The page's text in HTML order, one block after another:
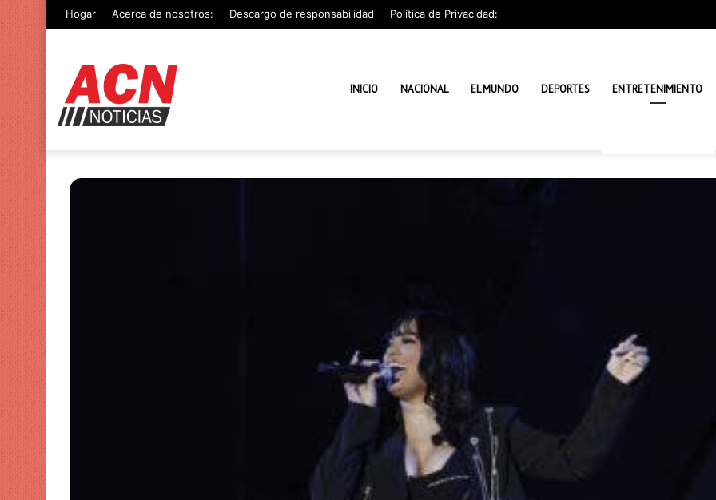
Hogar Acerca de nosotros: Descargo de responsabilidad Política de Privacidad:
INICIO NACIONAL EL MUNDO DEPORTES ENTRETENIMIENTO